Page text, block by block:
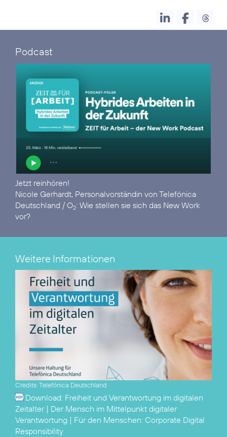
Podcast
Nicole Gerhardt, Personalvorständin von Telefónica
Deutschland / O2: Wie stellen sie sich das New Work
vor?
Weitere Informationen
Credits: Telefónica Deutschland
Download: Freiheit und Verantwortung im digitalen
Zeitalter | Der Mensch im Mittelpunkt digitaler
Verantwortung | Für den Menschen: Corporate Digital
Responsibility